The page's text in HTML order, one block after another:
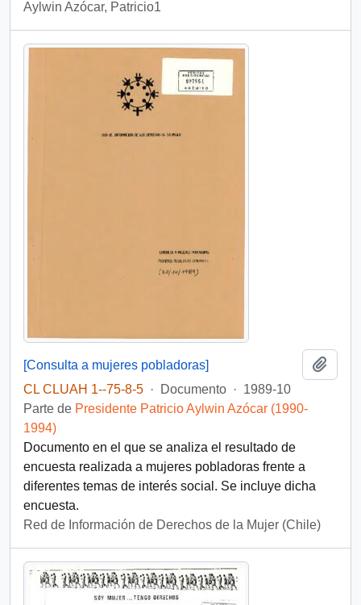
Aylwin Azócar, Patricio1
[Consulta a mujeres pobladoras]
CL CLUAH 1--75-8-5 · Documento · 1989-10
Parte de Presidente Patricio Aylwin Azócar (1990-
1994)
Documento en el que se analiza el resultado de
encuesta realizada a mujeres pobladoras frente a
diferentes temas de interés social. Se incluye dicha
encuesta.
Red de Información de Derechos de la Mujer (Chile)